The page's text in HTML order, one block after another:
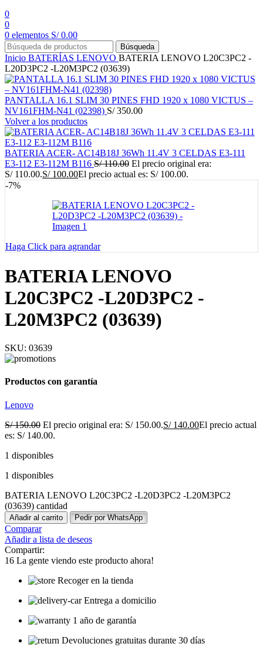
0
0
0 elementos S/0.00
Búsqueda
Inicio BATERÍAS LENOVO BATERIA LENOVO L20C3PC2 -
L20D3PC2 -L20M3PC2 (03639)
PANTALLA 16.1 SLIM 30 PINES FHD 1920 x 1080 VICTUS –
NV161FHM-N41 (02398) S/350.00
Volver a los productos
BATERIA ACER- AC14B18J 36Wh 11.4V 3 CELDAS E3-111
E3-112 E3-112M B116 S/110.00 El precio original era:
S/ 110.00.S/100.00El precio actual es: S/ 100.00.
-7%
Haga Click para agrandar
BATERIA LENOVO
L20C3PC2 -L20D3PC2 -
L20M3PC2 (03639)
SKU: 03639
Productos con garantía
Lenovo
S/150.00 El precio original era: S/ 150.00.S/140.00El precio actual
es: S/ 140.00.
1 disponibles
1 disponibles
BATERIA LENOVO L20C3PC2 -L20D3PC2 -L20M3PC2
(03639) cantidad
Añadir al carrito Pedir por WhatsApp
Comparar
Añadir a lista de deseos
Compartir:
16 La gente viendo este producto ahora!
Recoger en la tienda
Entrega a domicilio
1 año de garantía
Devoluciones gratuitas durante 30 días